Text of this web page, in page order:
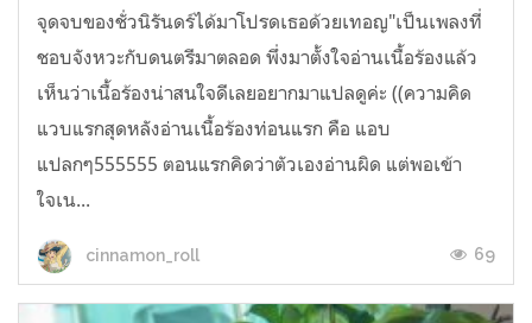
จุดจบของชั่วนิรันดร์ได้มาโปรดเธอด้วยเทอญ"เป็นเพลงที่
ชอบจังหวะกับดนตรีมาตลอด พึ่งมาตั้งใจอ่านเนื้อร้องแล้ว
เห็นว่าเนื้อร้องน่าสนใจดีเลยอยากมาแปลดูค่ะ ((ความคิด
แวบแรกสุดหลังอ่านเนื้อร้องท่อนแรก คือ แอบ
แปลกๆ555555 ตอนแรกคิดว่าตัวเองอ่านผิด แต่พอเข้า
ใจเน...
cinnamon_roll 69